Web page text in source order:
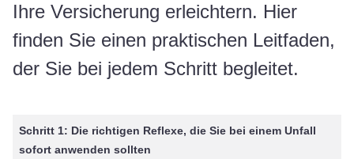
Ihre Versicherung erleichtern. Hier
finden Sie einen praktischen Leitfaden,
der Sie bei jedem Schritt begleitet.
Schritt 1: Die richtigen Reflexe, die Sie bei einem Unfall
sofort anwenden sollten